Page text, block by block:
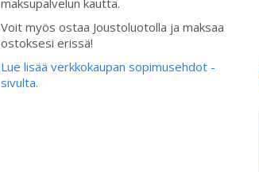
maksupalvelun kautta.
Voit myös ostaa Joustoluotolla ja maksaa
ostoksesi erissä!
Lue lisää verkkokaupan sopimusehdot -
sivulta.